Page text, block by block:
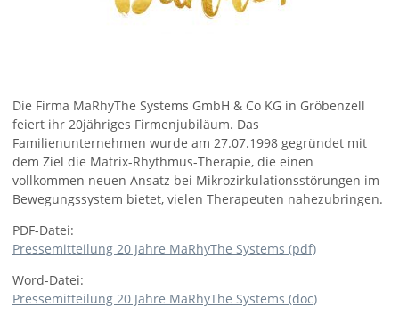
Die Firma MaRhyThe Systems GmbH & Co KG in Gröbenzell
feiert ihr 20jähriges Firmenjubiläum. Das
Familienunternehmen wurde am 27.07.1998 gegründet mit
dem Ziel die Matrix-Rhythmus-Therapie, die einen
vollkommen neuen Ansatz bei Mikrozirkulationsstörungen im
Bewegungssystem bietet, vielen Therapeuten nahezubringen.
PDF-Datei:
Pressemitteilung 20 Jahre MaRhyThe Systems (pdf)
Word-Datei:
Pressemitteilung 20 Jahre MaRhyThe Systems (doc)